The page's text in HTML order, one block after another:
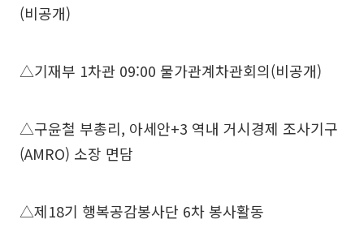
(비공개)
△기재부 1차관 09:00 물가관계차관회의(비공개)
△구윤철 부총리, 아세안+3 역내 거시경제 조사기구
(AMRO) 소장 면담
△제18기 행복공감봉사단 6차 봉사활동